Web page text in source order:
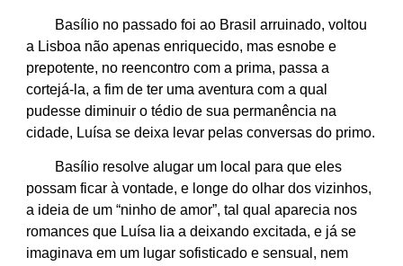
Basílio no passado foi ao Brasil arruinado, voltou
a Lisboa não apenas enriquecido, mas esnobe e
prepotente, no reencontro com a prima, passa a
cortejá-la, a fim de ter uma aventura com a qual
pudesse diminuir o tédio de sua permanência na
cidade, Luísa se deixa levar pelas conversas do primo.
Basílio resolve alugar um local para que eles
possam ficar à vontade, e longe do olhar dos vizinhos,
a ideia de um “ninho de amor”, tal qual aparecia nos
romances que Luísa lia a deixando excitada, e já se
imaginava em um lugar sofisticado e sensual, nem